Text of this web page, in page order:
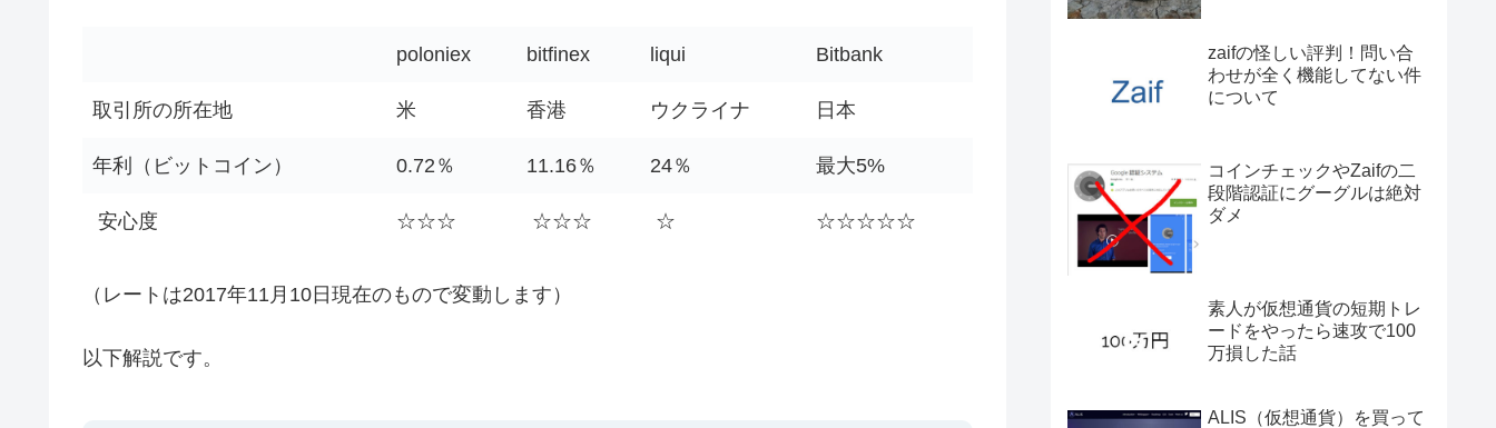
poloniex bitfinex liqui Bitbank
取引所の所在地 米 香港 ウクライナ 日本
年利（ビットコイン） 0.72％ 11.16％ 24％ 最大5%
安心度 ☆☆☆ ☆☆☆ ☆ ☆☆☆☆☆
（レートは2017年11月10日現在のもので変動します）
以下解説です。
zaifの怪しい評判！問い合
わせが全く機能してない件
について
コインチェックやZaifの二
段階認証にグーグルは絶対
ダメ
素人が仮想通貨の短期トレ
ードをやったら速攻で100
万損した話
ALIS（仮想通貨）を買って